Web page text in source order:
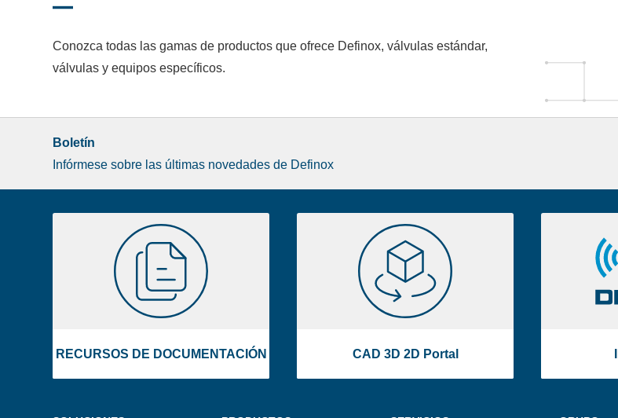
Conozca todas las gamas de productos que ofrece Definox, válvulas estándar,
válvulas y equipos específicos.
Boletín
Infórmese sobre las últimas novedades de Definox
RECURSOS DE DOCUMENTACIÓN
RECURSOS
DE
DOCUMENTACIÓN
CAD 3D 2D Portal
3D
2D
Portal